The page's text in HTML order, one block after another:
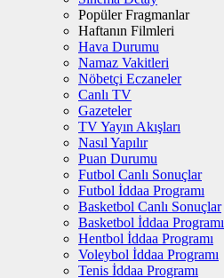
Popüler Fragmanlar
Haftanın Filmleri
Hava Durumu
Namaz Vakitleri
Nöbetçi Eczaneler
Canlı TV
Gazeteler
TV Yayın Akışları
Nasıl Yapılır
Puan Durumu
Futbol Canlı Sonuçlar
Futbol İddaa Programı
Basketbol Canlı Sonuçlar
Basketbol İddaa Programı
Hentbol İddaa Programı
Voleybol İddaa Programı
Tenis İddaa Programı